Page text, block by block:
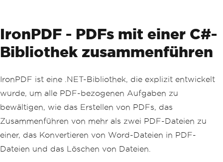
IronPDF - PDFs mit einer C#-
Bibliothek zusammenführen
IronPDF ist eine .NET-Bibliothek, die explizit entwickelt
wurde, um alle PDF-bezogenen Aufgaben zu
bewältigen, wie das Erstellen von PDFs, das
Zusammenführen von mehr als zwei PDF-Dateien zu
einer, das Konvertieren von Word-Dateien in PDF-
Dateien und das Löschen von Dateien.